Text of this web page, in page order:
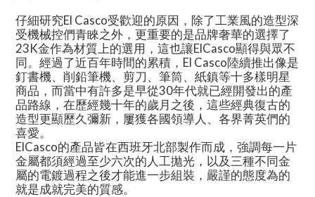
仔細研究El Casco受歡迎的原因，除了工業風的造型深
受機械控們青睞之外，更重要的是品牌奢華的選擇了
23K金作為材質上的選用，這也讓ElCasco顯得與眾不
同。經過了近百年時間的累積， El Casco陸續推出像是
釘書機、削鉛筆機、剪刀、筆筒、紙鎮等十多樣明星
商品，而當中有許多是早從30年代就已經開發出的產
品路線，在歷經幾十年的歲月之後，這些經典復古的
造型更顯歷久彌新，屢獲各國領導人、各界菁英們的
喜愛。
ElCasco的產品皆在西班牙北部製作而成，強調每一片
金屬都須經過至少六次的人工拋光，以及三種不同金
屬的電鍍過程之後才能進一步組裝，嚴謹的態度為的
就是成就完美的質感。